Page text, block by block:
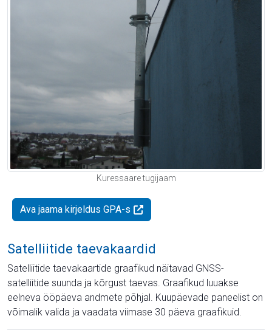
Kuressaare tugijaam
Ava jaama kirjeldus GPA-s
Satelliitide taevakaardid
Satelliitide taevakaartide graafikud näitavad GNSS-
satelliitide suunda ja kõrgust taevas. Graafikud luuakse
eelneva ööpäeva andmete põhjal. Kuupäevade paneelist on
võimalik valida ja vaadata viimase 30 päeva graafikuid.